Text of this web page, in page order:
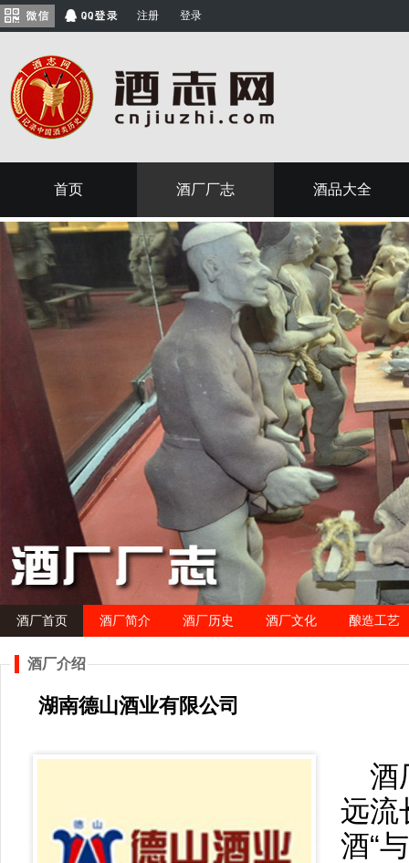
注册 登录
首页 酒厂厂志 酒品大全
酒厂首页 酒厂简介 酒厂历史 酒厂文化 酿造工艺
酒厂介绍
湖南德山酒业有限公司
酒
远流
酒“